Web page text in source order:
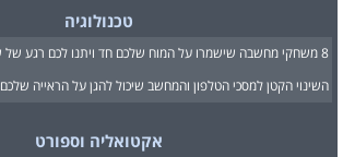
טכנולוגיה
8 משחקי מחשבה שישמרו על המוח שלכם חד ויתנו לכם רגע של שקט
השינוי הקטן למסכי הטלפון והמחשב שיכול להגן על הראייה שלכם
אקטואליה וספורט